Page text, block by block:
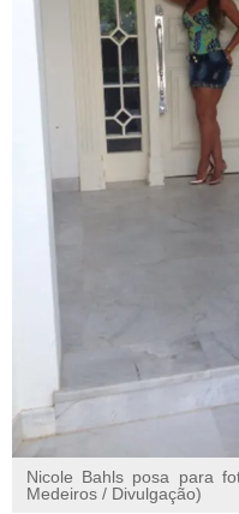
Nicole Bahls posa para
Medeiros / Divulgação)